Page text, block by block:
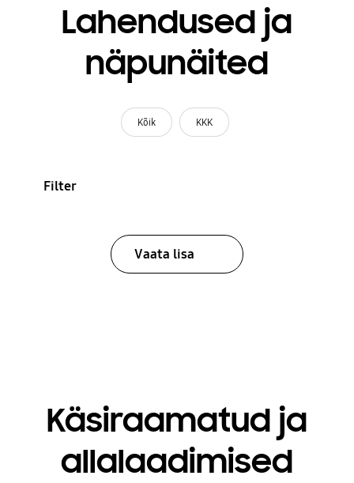
Lahendused ja
näpunäited
Kõik KKK
Filter
Vaata lisa
Käsiraamatud ja
allalaadimised